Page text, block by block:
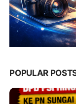
POPULAR